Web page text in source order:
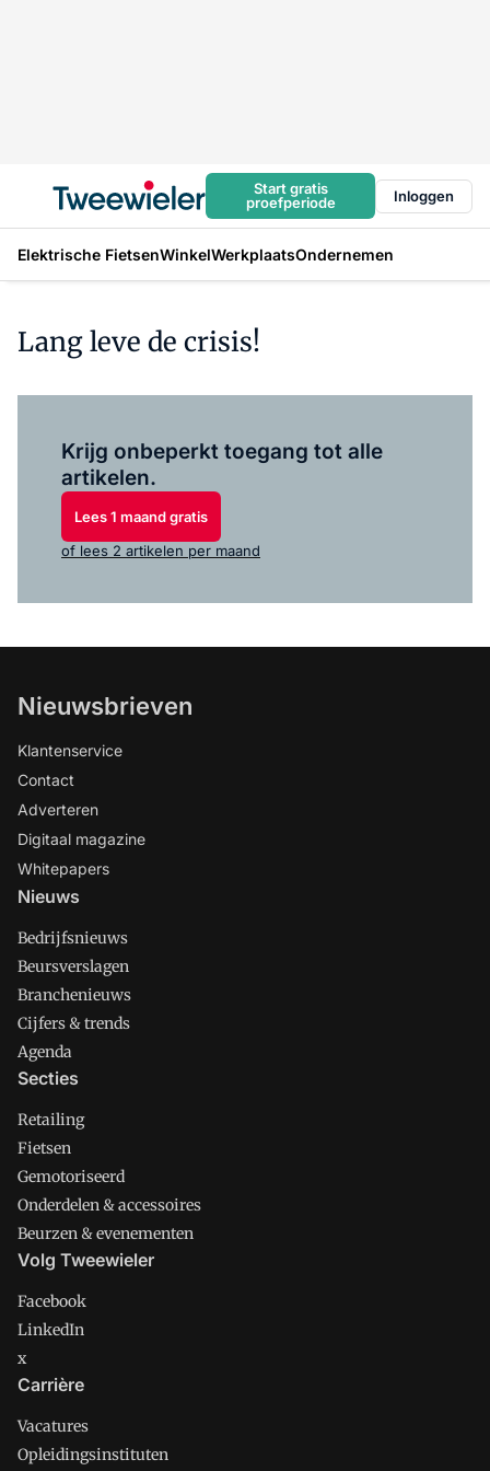
Start gratis
proefperiode
Inloggen
Elektrische FietsenWinkelWerkplaatsOndernemen
Lang leve de crisis!
Krijg onbeperkt toegang tot alle
artikelen.
Lees 1 maand gratis
of lees 2 artikelen per maand
Nieuwsbrieven
Klantenservice
Contact
Adverteren
Digitaal magazine
Whitepapers
Nieuws
Bedrijfsnieuws
Beursverslagen
Branchenieuws
Cijfers & trends
Agenda
Secties
Retailing
Fietsen
Gemotoriseerd
Onderdelen & accessoires
Beurzen & evenementen
Volg Tweewieler
Facebook
LinkedIn
x
Carrière
Vacatures
Opleidingsinstituten